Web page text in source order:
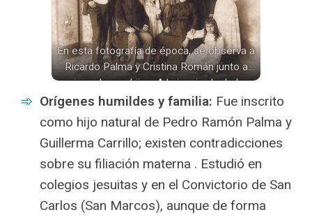
En esta fotografía de época, se observa a
Ricardo Palma y Cristina Román junto a
cinco de sus hijos. A la izquierda de la
imagen, de pie, se encuentra Clemente
Palma, hijo de Ricardo Palma de un
matrimonio anterior.
Orígenes humildes y familia: Fue inscrito
como hijo natural de Pedro Ramón Palma y
Guillerma Carrillo; existen contradicciones
sobre su filiación materna . Estudió en
colegios jesuitas y en el Convictorio de San
Carlos (San Marcos), aunque de forma